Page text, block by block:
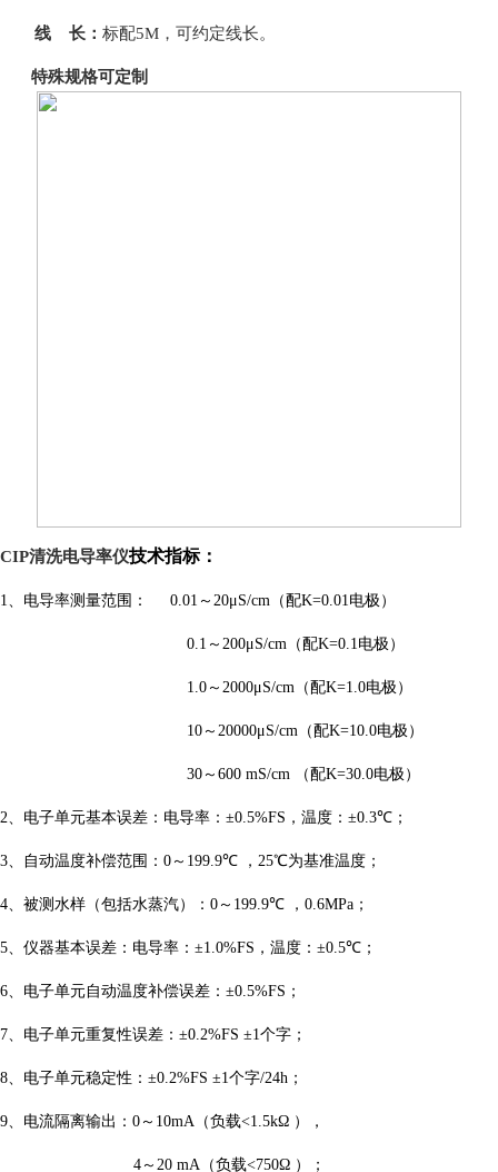
线 长： 标配5M ，可约定线长。
特殊规格可定制
CIP清洗电导率仪技术指标：
1、电导率测量范围： 0.01 ～ 20μS/cm （配K=0.01电极）
0.1 ～ 200μS/cm （配K=0.1电极）
1.0 ～ 2000μS/cm （配K=1.0电极）
10 ～ 20000μS/cm （配K=10.0电极）
30 ～ 600 mS/cm （配K=30.0电极）
2、电子单元基本误差：电导率： ±0.5%FS ，温度： ±0.3℃ ；
3、自动温度补偿范围： 0 ～ 199.9℃ ， 25℃为基准温度；
4、被测水样 （包括水蒸汽） ： 0 ～ 199.9℃ ， 0.6MPa ；
5、仪器基本误差：电导率： ±1.0%FS ，温度： ±0.5℃ ；
6、电子单元自动温度补偿误差： ±0.5%FS ；
7、电子单元重复性误差： ±0.2%FS ±1个字；
8、电子单元稳定性： ±0.2%FS ±1个字/24h ；
9、电流隔离输出： 0 ～ 10mA （负载<1.5kΩ ），
4 ～ 20 mA （负载<750Ω ）；